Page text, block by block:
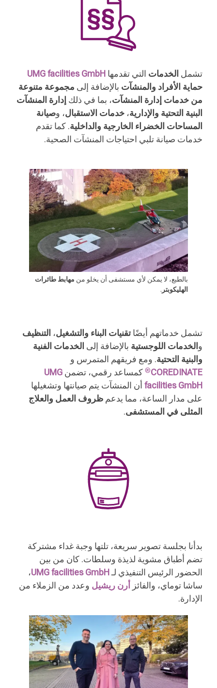
تشمل الخدمات التي تقدمها UMG facilities GmbH
حماية الأفراد والمنشآت بالإضافة إلى مجموعة متنوعة
من خدمات إدارة المنشآت، بما في ذلك إدارة المنشآت
البنية التحتية والإدارية، خدمات الاستقبال، وصيانة
المساحات الخضراء الخارجية والداخلية. كما تقدم
خدمات صيانة تلبي احتياجات المنشآت الصحية.
بالطبع، لا يمكن لأي مستشفى أن يخلو من مهابط طائرات
الهليكوبتر .
تشمل خدماتهم أيضًاتقنيات البناء والتشغيل، التنظيف
و الخدمات اللوجستية بالإضافة إلى الخدمات الفنية
والبنية التحتية. ومع فريقهم المتمرس و
COREDINATE
® كمساعد رقمي، تضمن UMG
facilities GmbH أن المنشآت يتم صيانتها وتشغيلها
على مدار الساعة، مما يدعم ظروف العمل والعلاج
المثلى في المستشفى.
بدأنا بجلسة تصوير سريعة، تلتها وجبة غداء مشتركة
تضم أطباق مشوية لذيذة وسلطات. كان من بين
الحضور الرئيس التنفيذي لـUMG facilities GmbH،
ساشا توماي، والفائز أرن ريشيل وعدد من الزملاء من
الإدارة.